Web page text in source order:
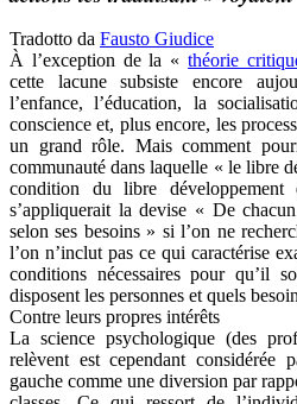
Tradotto da Fausto Giudice
À l’exception de la «théorie
cette lacune subsiste encore
l’enfance, l’éducation, la
conscience et, plus encore, les
un grand rôle. Mais comment
communauté dans laquelle « le libre
condition du libre
s’appliquerait la devise « De
selon ses besoins » si l’on ne
l’on n’inclut pas ce qui caractérise
conditions nécessaires pour qu’il
disposent les personnes et quels
Contre leurs propres intérêts
La science psychologique (des
relèvent est cependant considérée
gauche comme une diversion par